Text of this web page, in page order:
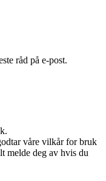
råd på e-post.
våre vilkår for bruk
melde deg av hvis du